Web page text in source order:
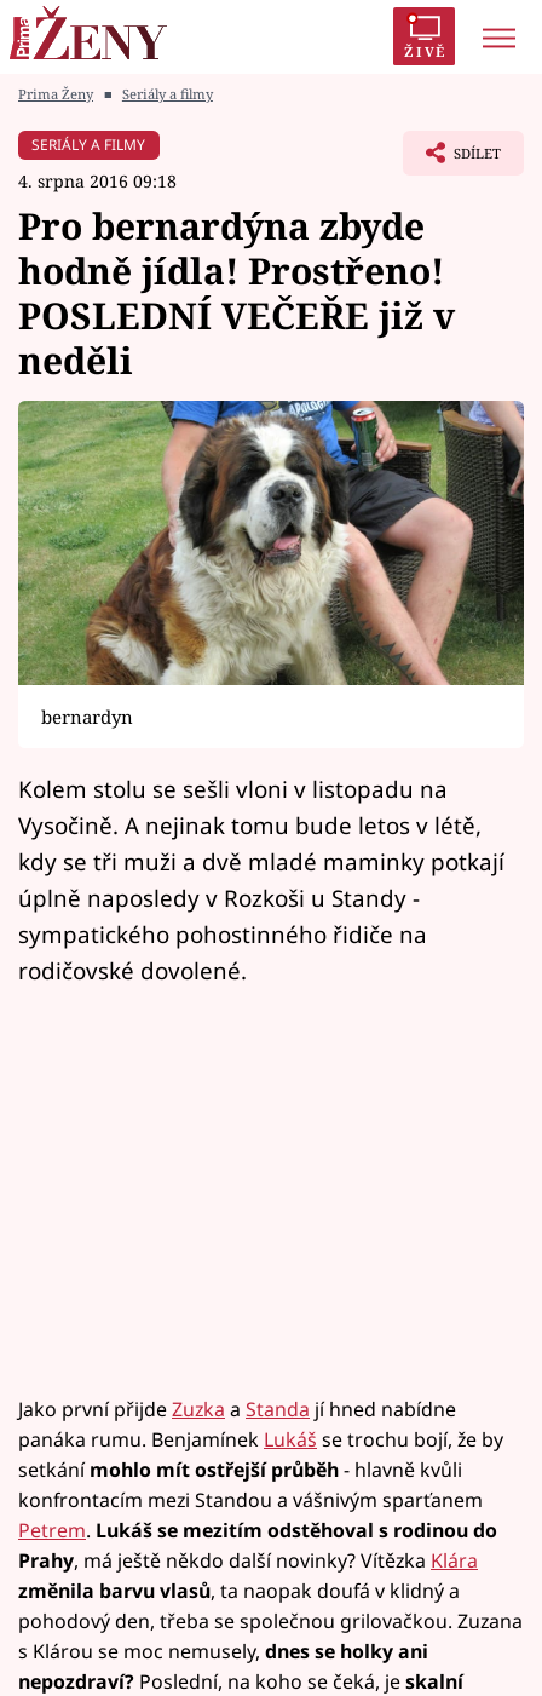
ŽIVĚ
Módní alarm
Témata
Celebrity
Vztahy
Seriály
Horoskopy
Sledujte prima+
Filmový festival Karlovy Vary
Pořady
Mámy sobě
Přihlášení
Sledujte nás
Prima Ženy ■ Seriály a filmy
SERIÁLY A FILMY
4. srpna 2016 09:18
SDÍLET
Pro bernardýna zbyde
hodně jídla! Prostřeno!
POSLEDNÍ VEČEŘE již v
neděli
bernardyn
Kolem stolu se sešli vloni v listopadu na
Vysočině. A nejinak tomu bude letos v létě,
kdy se tři muži a dvě mladé maminky potkají
úplně naposledy v Rozkoši u Standy -
sympatického pohostinného řidiče na
rodičovské dovolené.
Jako první přijdeZuzka a Standa jí hned nabídne
panáka rumu. Benjamínek Lukáš se trochu bojí, že by
setkánímohlo mít ostřejší průběh- hlavně kvůli
konfrontacím mezi Standou a vášnivým sparťanem
Petrem. Lukáš se mezitím odstěhoval s rodinou do
Prahy, má ještě někdo další novinky? Vítězka Klára
změnila barvu vlasů, ta naopak doufá v klidný a
pohodový den, třeba se společnou grilovačkou. Zuzana
s Klárou se moc nemusely, dnes se holky ani
nepozdraví? Poslední, na koho se čeká, jeskalní